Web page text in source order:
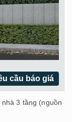
cầu báo giá
3 tầng (nguồn